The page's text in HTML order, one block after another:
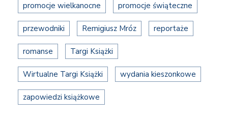
promocje wielkanocne promocje świąteczne
przewodniki Remigiusz Mróz reportaże
romanse Targi Książki
Wirtualne Targi Książki wydania kieszonkowe
zapowiedzi książkowe